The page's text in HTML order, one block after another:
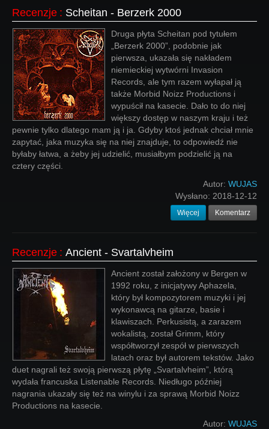
Recenzje : Scheitan - Berzerk 2000
Druga płyta Scheitan pod tytułem
„Berzerk 2000”, podobnie jak
pierwsza, ukazała się nakładem
niemieckiej wytwórni Invasion
Records, ale tym razem wyłapał ją
także Morbid Noizz Productions i
wypuścił na kasecie. Dało to do niej
większy dostęp w naszym kraju i też
pewnie tylko dlatego mam ją i ja. Gdyby ktoś jednak chciał mnie
zapytać, jaka muzyka się na niej znajduje, to odpowiedź nie
byłaby łatwa, a żeby jej udzielić, musiałbym podzielić ją na
cztery części.
Autor: WUJAS
Wysłano: 2018-12-12
Więcej Komentarz
Recenzje : Ancient - Svartalvheim
Ancient został założony w Bergen w
1992 roku, z inicjatywy Aphazela,
który był kompozytorem muzyki i jej
wykonawcą na gitarze, basie i
klawiszach. Perkusistą, a zarazem
wokalistą, został Grimm, który
współtworzył zespół w pierwszych
latach oraz był autorem tekstów. Jako
duet nagrali też swoją pierwszą płytę „Svartalvheim”, którą
wydała francuska Listenable Records. Niedługo później
nagrania ukazały się też na winylu i za sprawą Morbid Noizz
Productions na kasecie.
Autor: WUJAS